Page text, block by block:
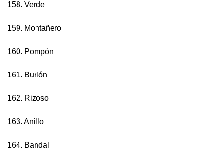
158. Verde
159. Montañero
160. Pompón
161. Burlón
162. Rizoso
163. Anillo
164. Bandal